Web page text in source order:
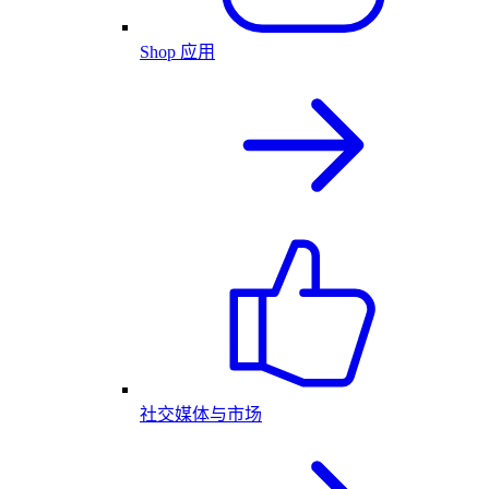
Shop 应用
社交媒体与市场